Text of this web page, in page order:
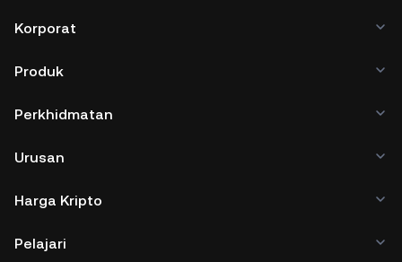
Korporat
Produk
Perkhidmatan
Urusan
Harga Kripto
Pelajari